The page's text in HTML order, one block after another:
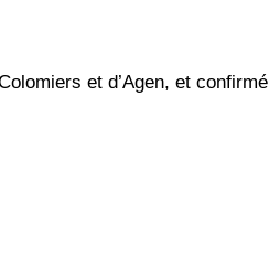
et d’Agen, et confirmé